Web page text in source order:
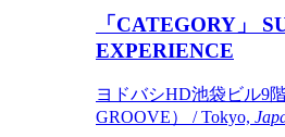
「CATEGORY」
EXPERIENCE
ヨドバシHD池袋ビル9
GROOVE） / Tokyo,